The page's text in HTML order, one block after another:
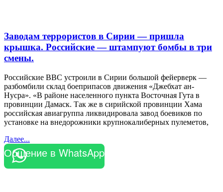
Заводам террористов в Сирии — пришла
крышка. Российские — штампуют бомбы в три
смены.
Российские ВВС устроили в Сирии большой фейерверк —
разбомбили склад боеприпасов движения «Джебхат ан-
Нусра». «В районе населенного пункта Восточная Гута в
провинции Дамаск. Так же в сирийской провинции Хама
российская авиагруппа ликвидировала завод боевиков по
установке на внедорожники крупнокалиберных пулеметов,
Далее...
Общение в WhatsApp